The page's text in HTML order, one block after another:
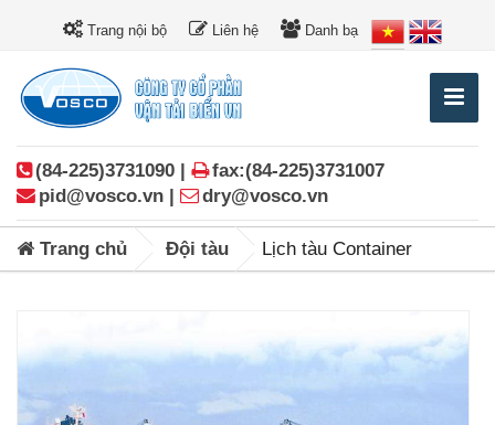
Trang nội bộ Liên hệ Danh bạ
(84-225)3731090 |
fax:(84-225)3731007
pid@vosco.vn |
dry@vosco.vn
Trang chủ Đội tàu Lịch tàu Container